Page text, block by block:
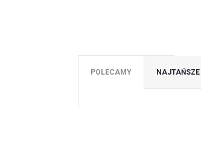
POLECAMY NAJTAŃSZE